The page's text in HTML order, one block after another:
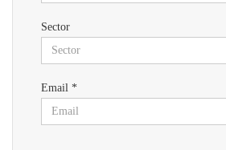
Sector
Email *